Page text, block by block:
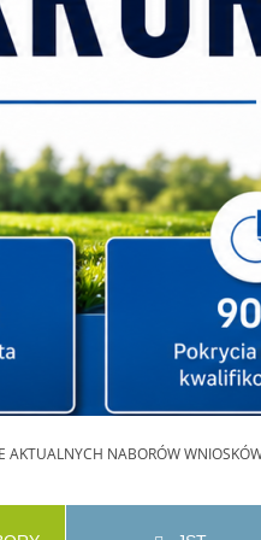
AKTUALNYCH NABORÓW